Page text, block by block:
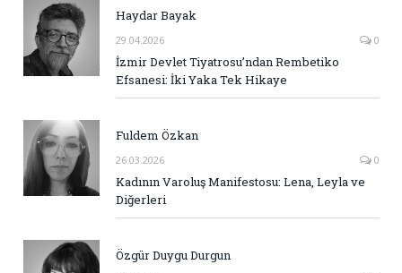
Haydar Bayak
29.04.2026 0
İzmir Devlet Tiyatrosu’ndan Rembetiko
Efsanesi: İki Yaka Tek Hikaye
Fuldem Özkan
26.03.2026 0
Kadının Varoluş Manifestosu: Lena, Leyla ve
Diğerleri
Özgür Duygu Durgun